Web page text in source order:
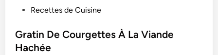
s
t
Recettes de Cuisine
Gratin De Courgettes À La Viande
Hachée